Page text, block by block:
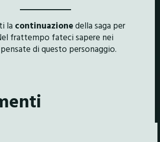
la continuazionedella saga per
frattempo fateci sapere nei
di questo personaggio.